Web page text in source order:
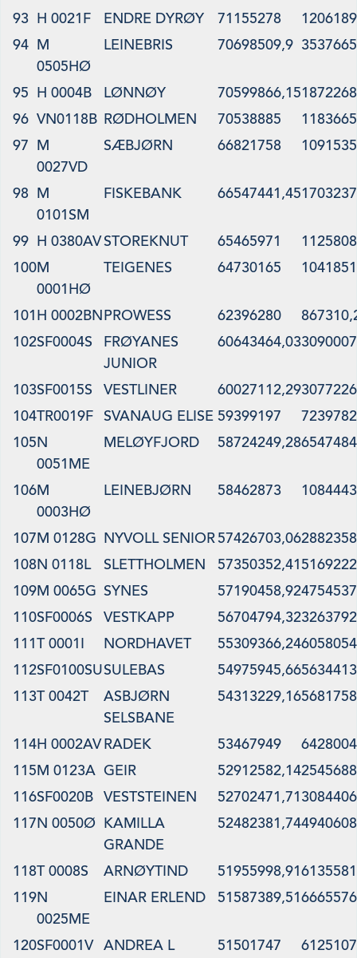
93 H 0021F ENDRE DYRØY 71155278
94 M
0505HØ
LEINEBRIS 70698509,9
95 H 0004B LØNNØY 70599866,15
96 VN0118B RØDHOLMEN 70538885
97 M
0027VD
SÆBJØRN 66821758
98 M
0101SM
FISKEBANK 66547441,45
99 H 0380AVSTOREKNUT 65465971
100M
0001HØ
TEIGENES 64730165
101H 0002BNPROWESS 62396280
102SF0004S
FRØYANES
JUNIOR
60643464,03
103SF0015S VESTLINER 60027112,29
104TR0019F SVANAUG ELISE 59399197
7239782
105N
0051ME
MELØYFJORD 58724249,28
106M
0003HØ
LEINEBJØRN 58462873
107M 0128G NYVOLL SENIOR57426703,06
108N 0118L SLETTHOLMEN 57350352,41
109M 0065G SYNES 57190458,92
110SF0006S VESTKAPP 56704794,32
111T 0001I NORDHAVET 55309366,24
112SF0100SUSULEBAS 54975945,66
113T 0042T
ASBJØRN
SELSBANE
54313229,16
114H 0002AVRADEK 53467949
6428004
115M 0123A GEIR 52912582,14
116SF0020B VESTSTEINEN 52702471,71
117N 0050Ø KAMILLA
GRANDE
52482381,74
118T 0008S ARNØYTIND 51955998,91
119N
0025ME
EINAR ERLEND 51587389,51
120SF0001V ANDREA L 51501747
6125107